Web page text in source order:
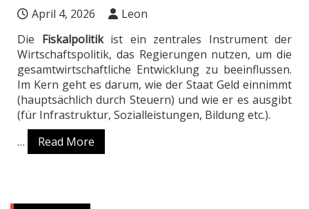
April 4, 2026
Leon
Die Fiskalpolitikist ein zentrales Instrument der
Wirtschaftspolitik, das Regierungen nutzen, um die
gesamtwirtschaftliche Entwicklung zu beeinflussen.
Im Kern geht es darum, wie der Staat Geld einnimmt
(hauptsächlich durch Steuern) und wie er es ausgibt
(für Infrastruktur, Sozialleistungen, Bildung etc.).
…
Read More